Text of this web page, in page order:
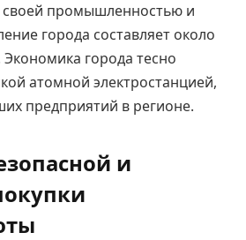
своей промышленностью и
города составляет около
города тесно
атомной электростанцией,
предприятий в регионе.
и